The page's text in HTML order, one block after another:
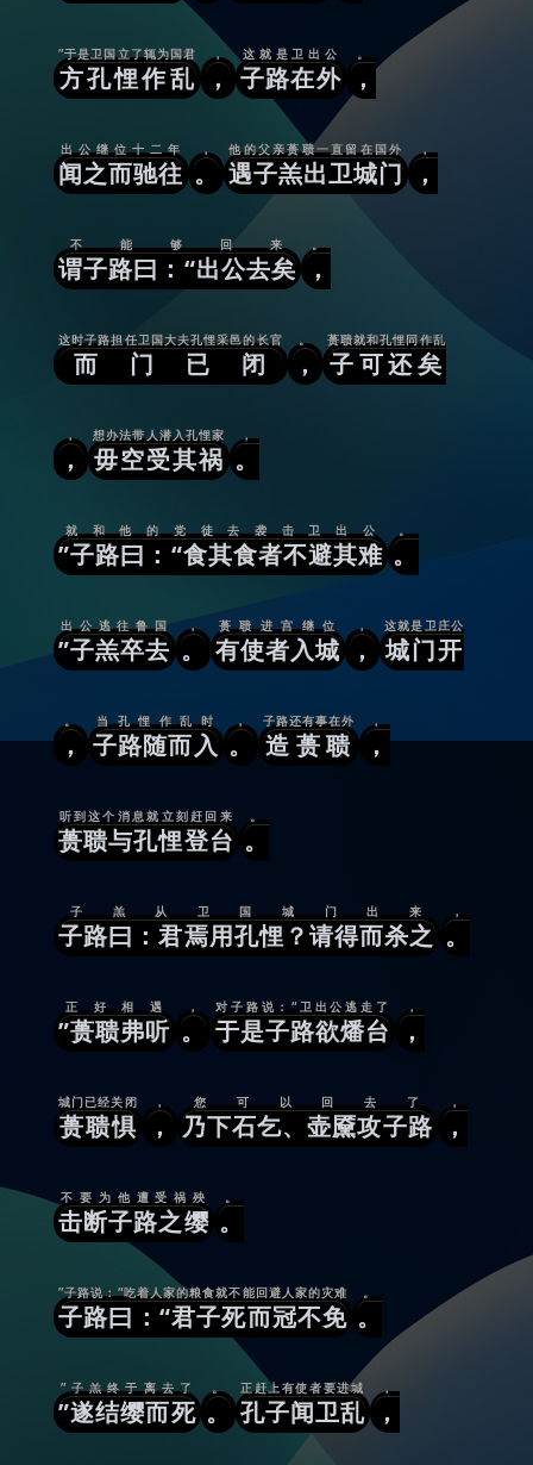
方孔悝作乱
”于是卫国立了辄为国君
，
，
子路在外
这就是卫出公
，
。
闻之而驰往
出公继位十二年
。
，
遇子羔出卫城门
他的父亲蒉聩一直留在国外
，
，
谓子路曰：“出公去矣
不能够回来
，
。
而门已闭
这时子路担任卫国大夫孔悝采邑的长官
，
。
子可还矣
蒉聩就和孔悝同作乱
，
，
毋空受其祸
想办法带人潜入孔悝家
。
，
”子路曰：“食其食者不避其难
就和他的党徒去袭击卫出公
。
。
”子羔卒去
出公逃往鲁国
。
，
有使者入城
蒉聩进宫继位
，
，
城门开
这就是卫庄公
，
。
子路随而入
当孔悝作乱时
。
，
造蒉聩
子路还有事在外
，
，
蒉聩与孔悝登台
听到这个消息就立刻赶回来
。
。
子路曰：君焉用孔悝？请得而杀之
子羔从卫国城门出来
。
，
”蒉聩弗听
正好相遇
。
，
于是子路欲燔台
对子路说：“卫出公逃走了
，
，
蒉聩惧
城门已经关闭
，
，
乃下石乞、壶黡攻子路
您可以回去了
，
，
击断子路之缨
不要为他遭受祸殃
。
。
子路曰：“君子死而冠不免
”子路说：“吃着人家的粮食就不能回避人家的灾难
。
。
”遂结缨而死
”子羔终于离去了
。
。
孔子闻卫乱
正赶上有使者要进城
，
，